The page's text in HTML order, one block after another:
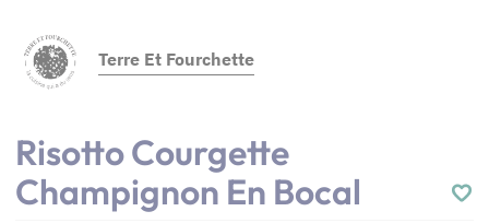
Terre Et Fourchette
Risotto Courgette
Champignon En Bocal